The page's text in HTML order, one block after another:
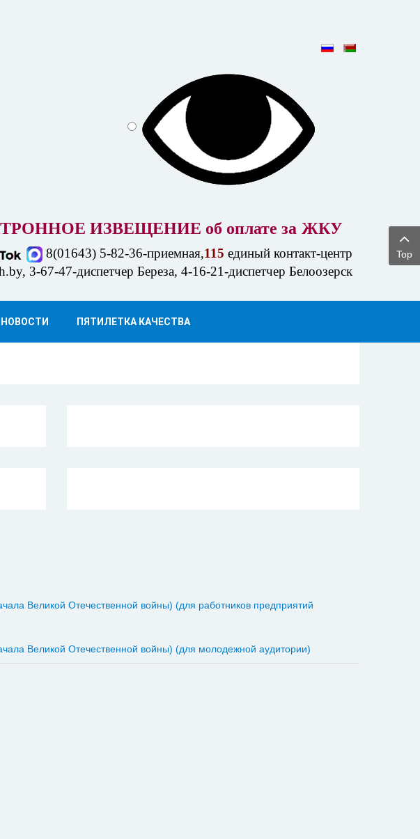
ИЗВЕЩЕНИЕ об оплате за ЖКУ
8(01643) 5-82-36-приемная,115 единый контакт-центр
3-67-47-диспетчер Береза, 4-16-21-диспетчер Белоозерск
НОВОСТИ ПЯТИЛЕТКА КАЧЕСТВА
Великой Отечественной войны) (для работников предприятий
Великой Отечественной войны) (для молодежной аудитории)
Top